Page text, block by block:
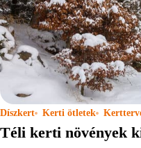
Díszkert Kerti ötletek
Téli kerti növények